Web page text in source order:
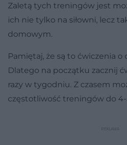
Zaletą tych treningów jest
ich nie tylko na siłowni, lecz
domowym.
Pamiętaj, że są to ćwiczenia
Dlatego na początku zacznij
razy w tygodniu. Z czasem
częstotliwość treningów do